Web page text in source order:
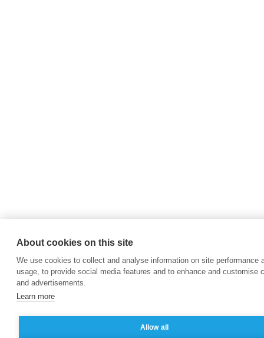
About cookies on this site
We use cookies to collect and analyse information on site performance
usage, to provide social media features and to enhance and customise
and advertisements.
Learn more
Allow all